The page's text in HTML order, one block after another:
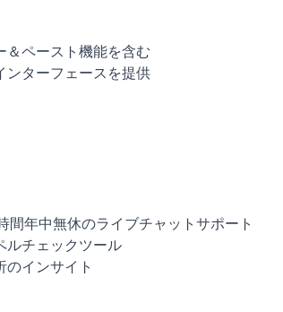
＆ペースト機能を含む
ンターフェースを提供
年中無休のライブチャットサポート
ルチェックツール
インサイト